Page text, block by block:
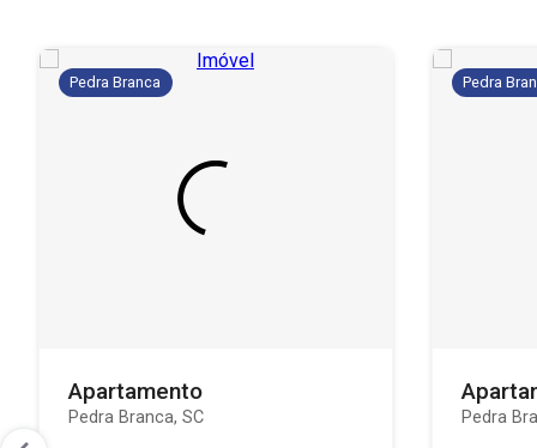
Pedra Branca
Apartamento
Pedra Branca, SC
Pedra
Pedra